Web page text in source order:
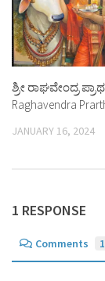
ಶ್ರೀ ರಾಘವೇಂದ್ರ
Raghavendra
JANUARY 16, 2024
1 RESPONSE
Comments 1